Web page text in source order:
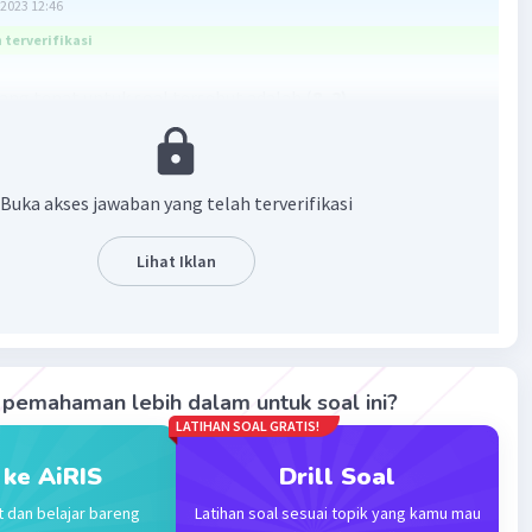
12:46
terverifikasi
mengenai langkah-langkahnya bisa dilihat di gambar
·3.0(2) Balas
13:44
Buka akses jawaban yang telah terverifikasi
Lihat Iklan
lebih dalam untuk soal ini?
AiRIS
dan belajar bareng
LATIHAN SOAL GRATIS!
Drill Soal
Latihan soal sesuai topik yang kamu mau